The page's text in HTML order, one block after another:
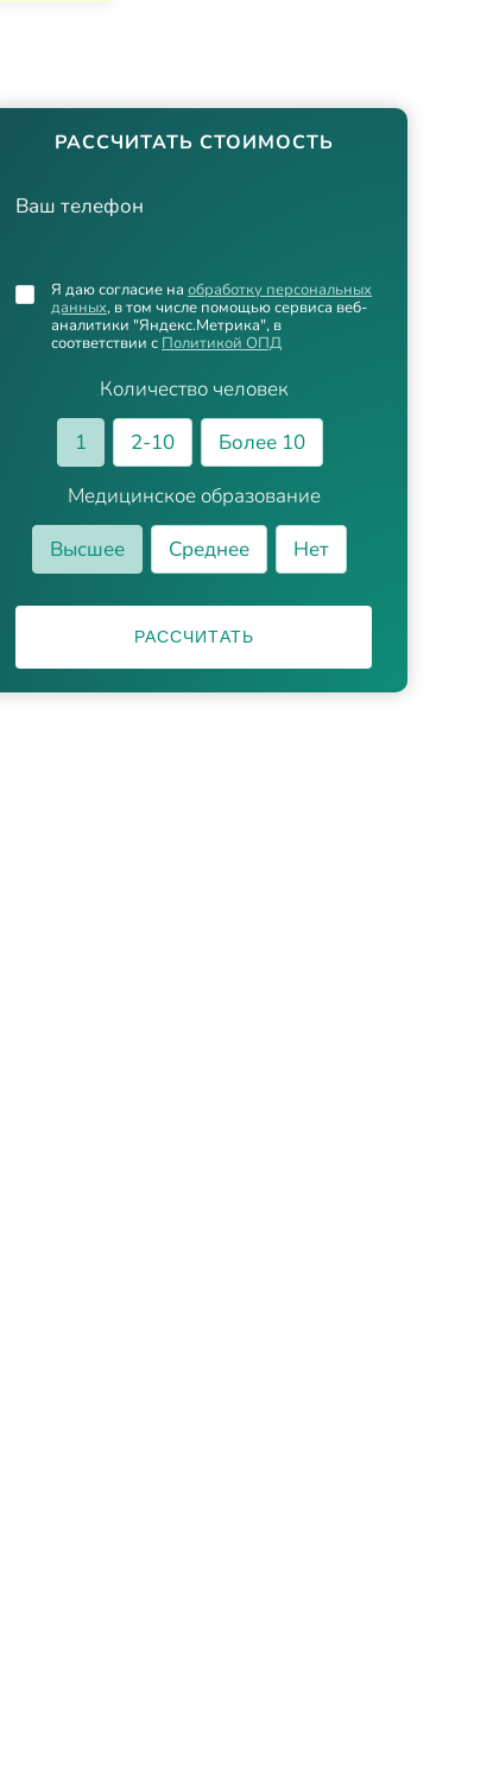
РАССЧИТАТЬ СТОИМОСТЬ
Ваш телефон
Количество человек
1
2-10
Более 10
Медицинское образование
Высшее
Среднее Нет
Я даю согласие на обработку персональных
данных, в том числе помощью сервиса веб-
аналитики "Яндекс.Метрика", в
соответствии с Политикой ОПД
РАССЧИТАТЬ